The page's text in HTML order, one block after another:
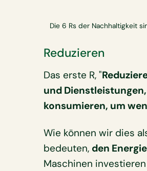
Die 6 Rs der Nachhaltigkeit
Reduzieren
Das erste R, "
und
konsumieren, um
Wie können wir dies
bedeuten, den
Maschinen